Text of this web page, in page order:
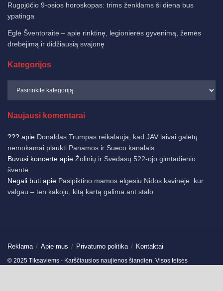
Rugpjūčio 9-osios horoskopas: trims ženklams ši diena bus
ypatinga
Eglė Šventoraitė – apie rinktinę, legionierės gyvenimą, žemės
drebėjimą ir didžiausią svajonę
Kategorijos
Naujausi komentarai
??? apie Donaldas Trumpas reikalauja, kad JAV laivai galėtų
nemokamai plaukti Panamos ir Sueco kanalais
Buvusi koncerte apie Žolinių ir Svėdasų 522-ojo gimtadienio
šventė
Negali būti apie Pasipiktino mamos elgesiu Nidos kavinėje: kur
valgau – ten kakoju, kitą kartą galima ant stalo
Reklama Apie mus Privatumo politika Kontaktai
© 2025 Tiksaviems - Karščiausios naujienos šiandien. Visos teisės